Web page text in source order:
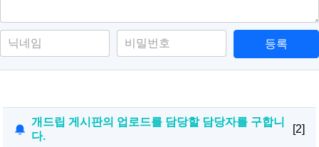
등록
개드립 게시판의 업로드를 담당할 담당자를 구합니
다.
[2]